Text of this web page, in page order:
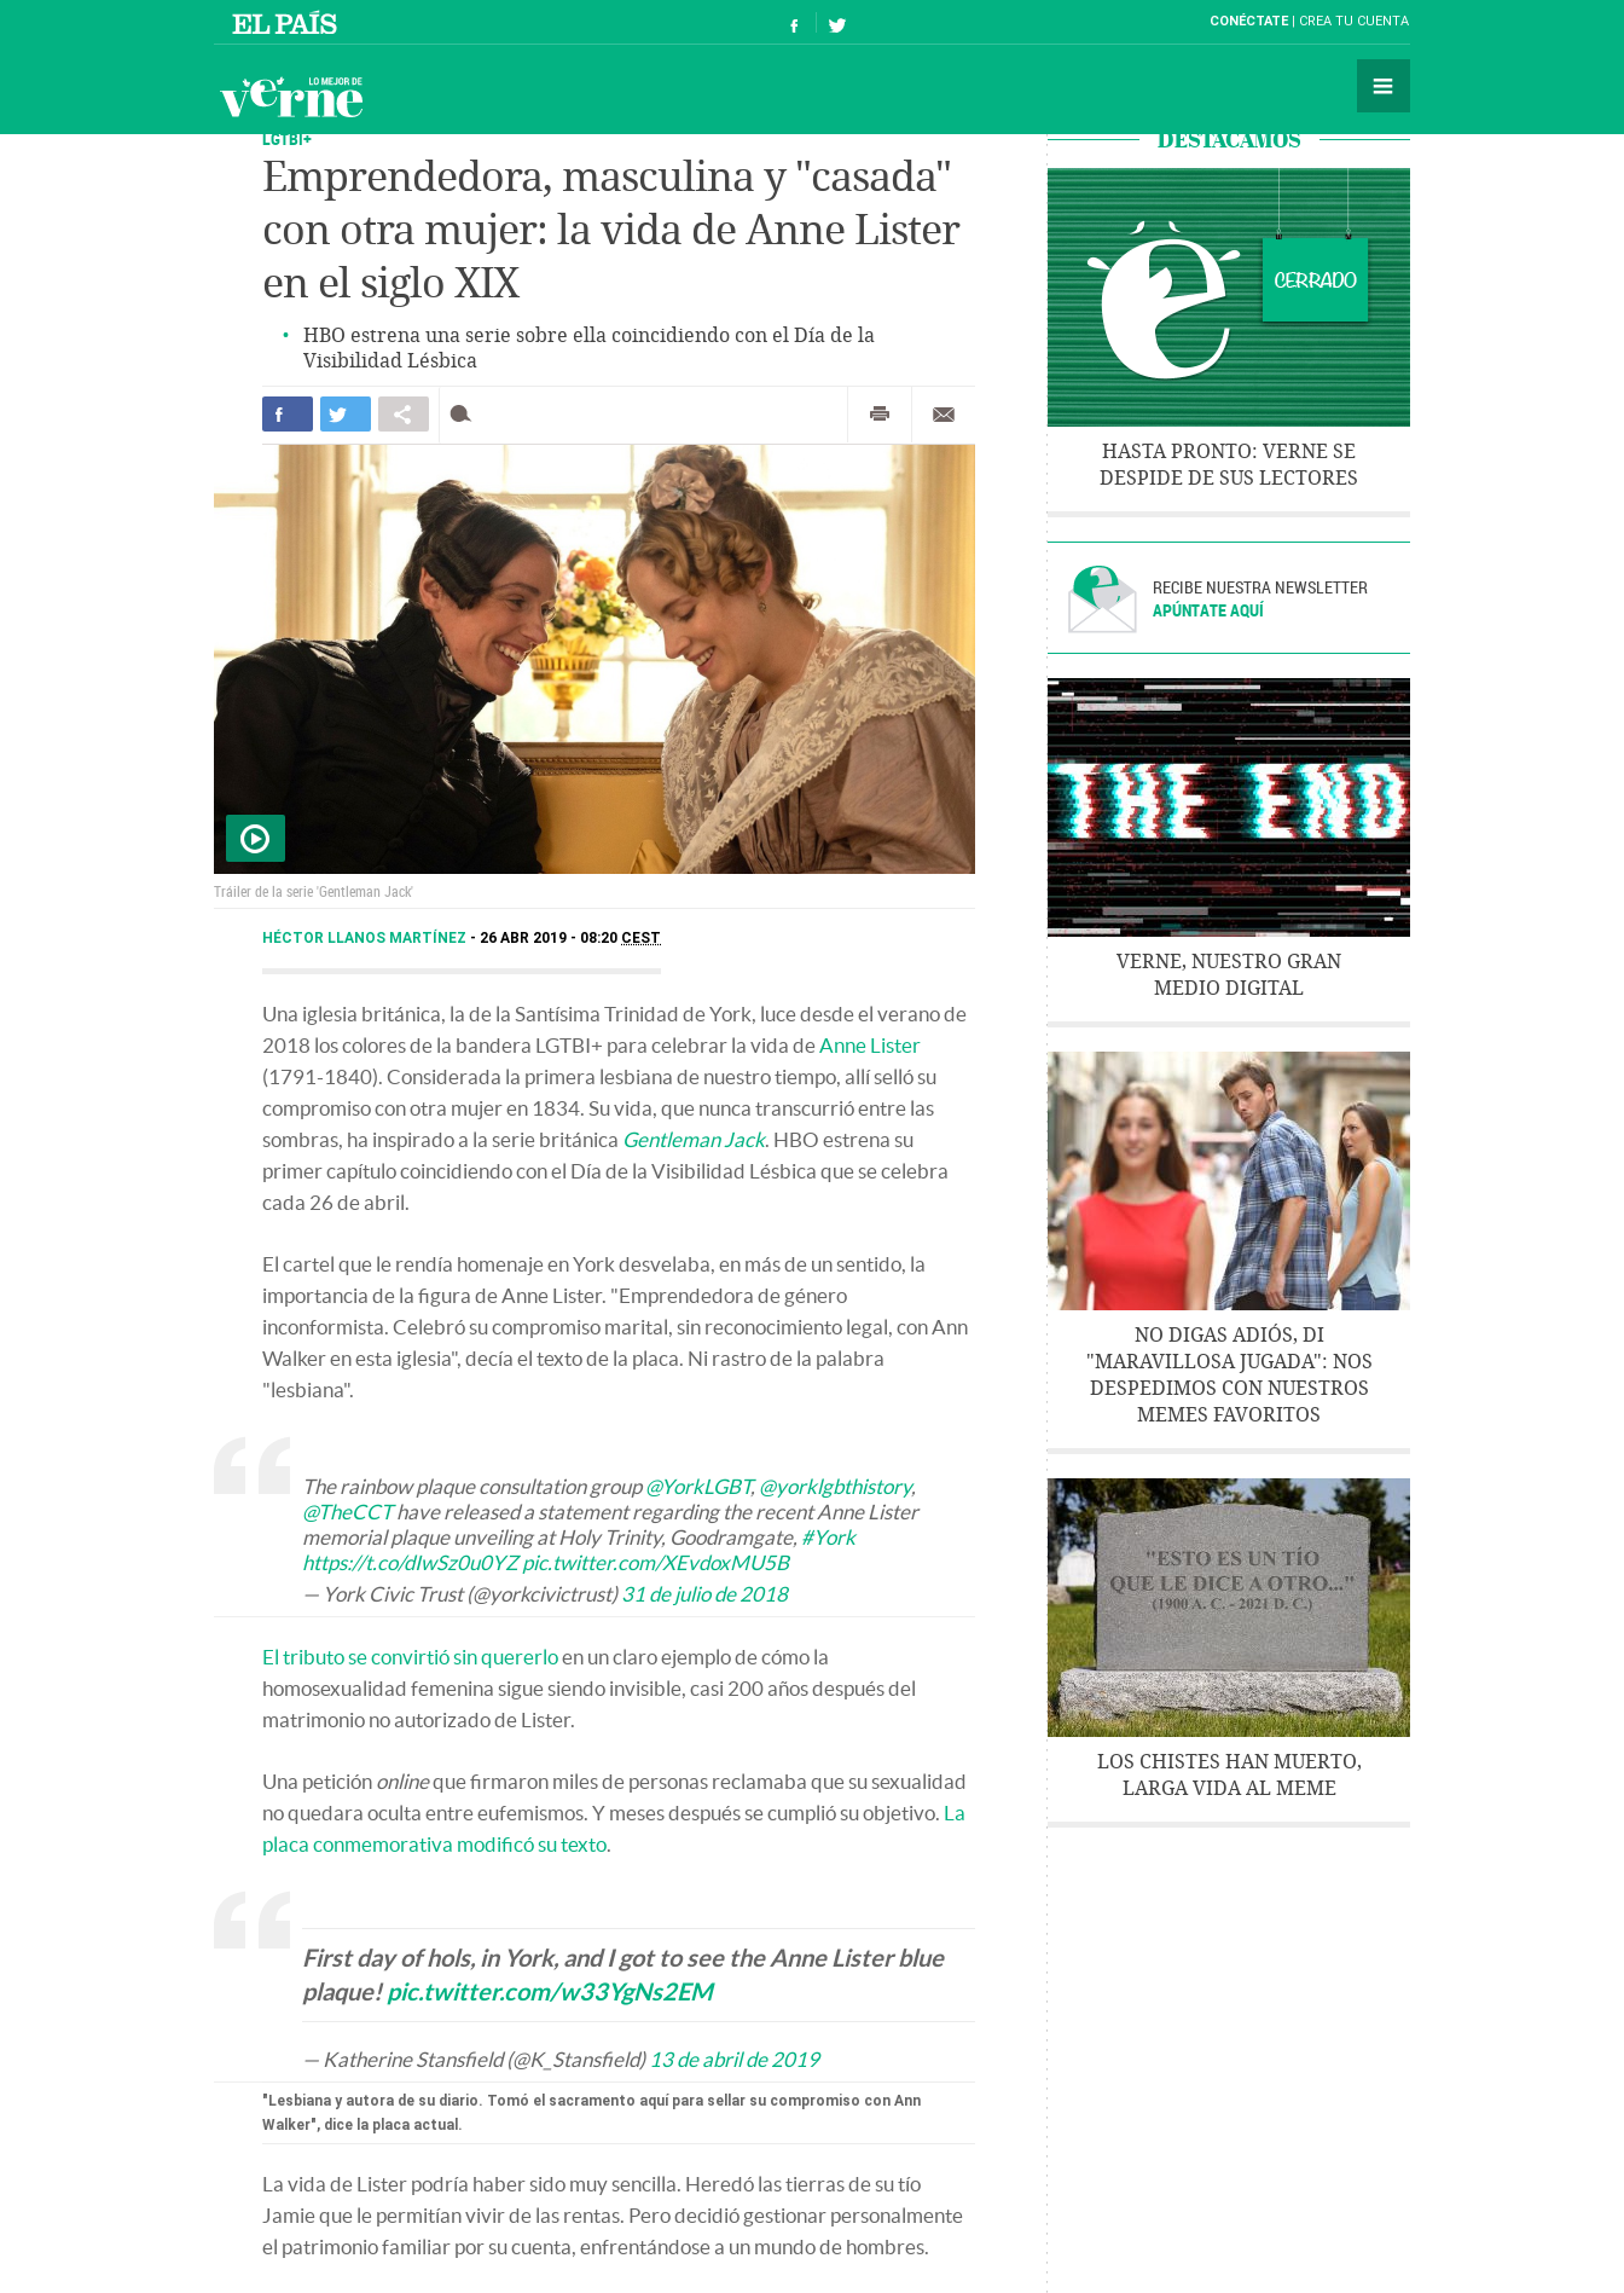
CONÉCTATE CREA TU CUENTA
LGTBI+
Emprendedora, masculina y "casada"
con otra mujer: la vida de Anne Lister
en el siglo XIX
HBO estrena una serie sobre ella coincidiendo con el Día de la
Visibilidad Lésbica
Tráiler de la serie 'Gentleman Jack'
HÉCTOR LLANOS MARTÍNEZ 26 ABR 2019 - 08:20 CEST
Una iglesia británica, la de la Santísima Trinidad de York, luce desde el verano de
2018 los colores de la bandera LGTBI+ para celebrar la vida deAnne Lister
(1791-1840). Considerada la primera lesbiana de nuestro tiempo, allí selló su
compromiso con otra mujer en 1834. Su vida, que nunca transcurrió entre las
sombras, ha inspirado a la serie británica Gentleman Jack. HBO estrena su
primer capítulo coincidiendo con el Día de la Visibilidad Lésbica que se celebra
cada 26 de abril.
El cartel que le rendía homenaje en York desvelaba, en más de un sentido, la
importancia de la figura de Anne Lister. "Emprendedora de género
inconformista. Celebró su compromiso marital, sin reconocimiento legal, con Ann
Walker en esta iglesia", decía el texto de la placa. Ni rastro de la palabra
"lesbiana".
The rainbow plaque consultation group@YorkLGBT,@yorklgbthistory,
@TheCCThave released a statement regarding the recent Anne Lister
memorial plaque unveiling at Holy Trinity, Goodramgate, #York
https://t.co/dIwSz0u0YZ pic.twitter.com/XEvdoxMU5B
— York Civic Trust (@yorkcivictrust)31 de julio de 2018
El tributo se convirtió sin quererloen un claro ejemplo de cómo la
homosexualidad femenina sigue siendo invisible, casi 200 años después del
matrimonio no autorizado de Lister.
Una petición onlineque firmaron miles de personas reclamaba que su sexualidad
no quedara oculta entre eufemismos. Y meses después se cumplió su objetivo. La
placa conmemorativa modificó su texto.
First day of hols, in York, and I got to see the Anne Lister blue
plaque!pic.twitter.com/w33YgNs2EM
— Katherine Stansfield (@K_Stansfield) 13 de abril de 2019
"Lesbiana y autora de su diario. Tomó el sacramento aquí para sellar su compromiso con Ann
Walker", dice la placa actual.
La vida de Lister podría haber sido muy sencilla. Heredó las tierras de su tío
Jamie que le permitían vivir de las rentas. Pero decidió gestionar personalmente
el patrimonio familiar por su cuenta, enfrentándose a un mundo de hombres.
DESTACAMOS
HASTA PRONTO: VERNE SE
DESPIDE DE SUS LECTORES
RECIBE NUESTRA NEWSLETTER
APÚNTATE AQUÍ
VERNE, NUESTRO GRAN
MEDIO DIGITAL
NO DIGAS ADIÓS, DI
"MARAVILLOSA JUGADA": NOS
DESPEDIMOS CON NUESTROS
MEMES FAVORITOS
LOS CHISTES HAN MUERTO,
LARGA VIDA AL MEME